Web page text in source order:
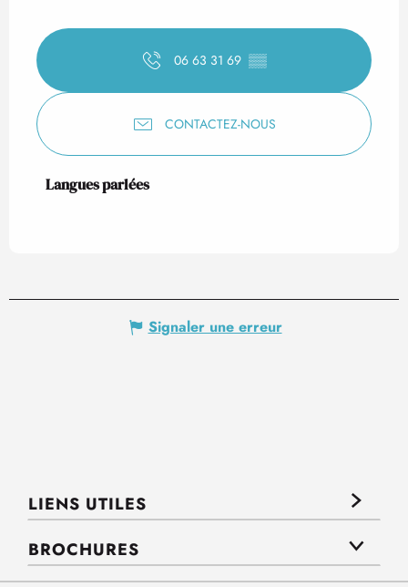
06 63 31 69 ▒▒
CONTACTEZ-NOUS
Langues parlées
Langues parlées
Signaler une erreur
LIENS UTILES
BROCHURES